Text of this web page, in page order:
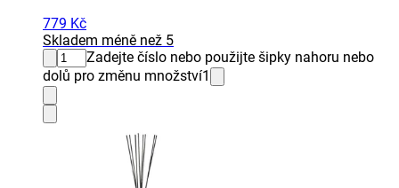
779 Kč
Skladem méně než 5
Zadejte číslo nebo použijte šipky nahoru nebo
dolů pro změnu množství1